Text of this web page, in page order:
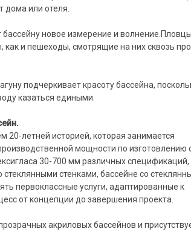
дома или отеля.
новое измерение и
и пешеходы, смотрящие на них сквозь
подчеркивает красоту бассейна,
казаться едиными.
20-летней историей, которая занимается
мощности по изготовлению
30-700 мм различных спецификаций,
стенками, бассейне со
первоклассные услуги, адаптированные к
от концепции до завершения проекта.
акриловых бассейнов и